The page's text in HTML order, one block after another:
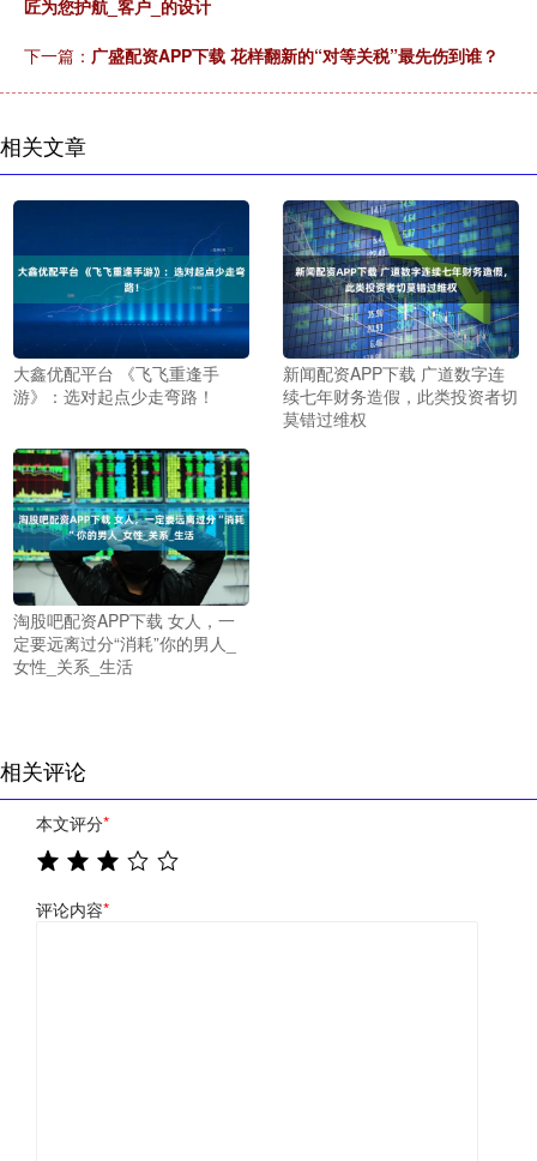
匠为您护航_客户_的设计
下一篇： 广盛配资APP下载 花样翻新的“对等关税”最先伤到谁？
相关文章
大鑫优配平台 《飞飞重逢手
游》：选对起点少走弯路！
新闻配资APP下载 广道数字连
续七年财务造假，此类投资者切
莫错过维权
淘股吧配资APP下载 女人，一
定要远离过分“消耗”你的男人_
女性_关系_生活
相关评论
本文评分*
评论内容*